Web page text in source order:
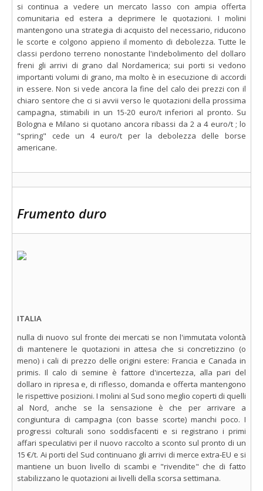
si continua a vedere un mercato lasso con ampia offerta
comunitaria ed estera a deprimere le quotazioni. I molini
mantengono una strategia di acquisto del necessario, riducono
le scorte e colgono appieno il momento di debolezza. Tutte le
classi perdono terreno nonostante l'indebolimento del dollaro
freni gli arrivi di grano dal Nordamerica; sui porti si vedono
importanti volumi di grano, ma molto è in esecuzione di accordi
in essere. Non si vede ancora la fine del calo dei prezzi con il
chiaro sentore che ci si avvii verso le quotazioni della prossima
campagna, stimabili in un 15-20 euro/t inferiori al pronto. Su
Bologna e Milano si quotano ancora ribassi da 2 a 4 euro/t ; lo
"spring" cede un 4 euro/t per la debolezza delle borse
americane.
Frumento duro
ITALIA
nulla di nuovo sul fronte dei mercati se non l'immutata volontà
di mantenere le quotazioni in attesa che si concretizzino (o
meno) i cali di prezzo delle origini estere: Francia e Canada in
primis. Il calo di semine è fattore d'incertezza, alla pari del
dollaro in ripresa e, di riflesso, domanda e offerta mantengono
le rispettive posizioni. I molini al Sud sono meglio coperti di quelli
al Nord, anche se la sensazione è che per arrivare a
congiuntura di campagna (con basse scorte) manchi poco. I
progressi colturali sono soddisfacenti e si registrano i primi
affari speculativi per il nuovo raccolto a sconto sul pronto di un
15 €/t. Ai porti del Sud continuano gli arrivi di merce extra-EU e si
mantiene un buon livello di scambi e "rivendite" che di fatto
stabilizzano le quotazioni ai livelli della scorsa settimana.